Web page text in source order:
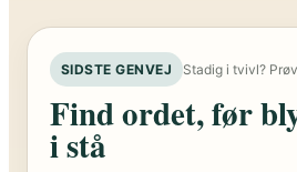
SIDSTE GENVEJ Stadig i tvivl?
Find ordet, før
i stå